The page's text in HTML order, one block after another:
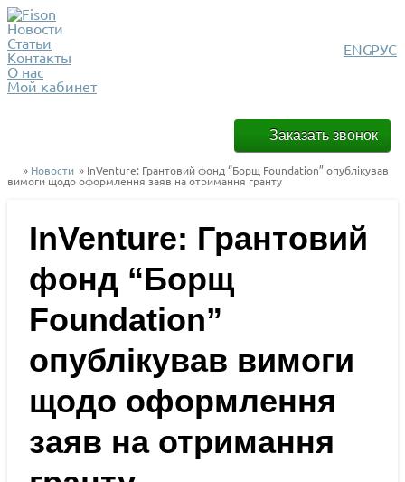
РУС
ENG
Новости
Статьи
Контакты
О нас
Мой кабинет
Заказать звонок
» Новости » InVenture: Грантовий фонд “Борщ Foundation” опублікував
вимоги щодо оформлення заяв на отримання гранту
InVenture: Грантовий
фонд “Борщ
Foundation”
опублікував вимоги
щодо оформлення
заяв на отримання